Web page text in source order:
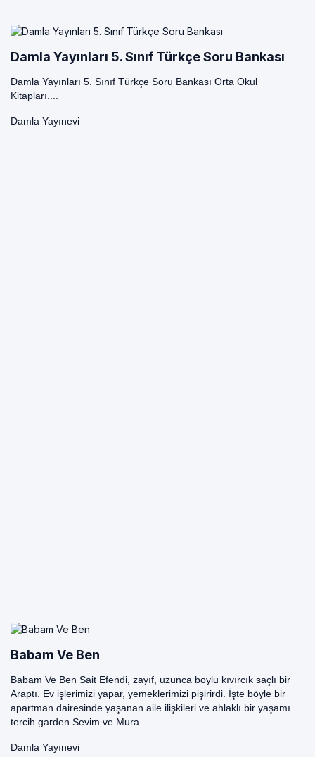
Damla Yayınları 5. Sınıf Türkçe Soru Bankası
Damla Yayınları 5. Sınıf Türkçe Soru Bankası Orta Okul
Kitapları....
Damla Yayınevi
Babam Ve Ben
Babam Ve Ben Sait Efendi, zayıf, uzunca boylu kıvırcık saçlı bir
Araptı. Ev işlerimizi yapar, yemeklerimizi pişirirdi. İşte böyle bir
apartman dairesinde yaşanan aile ilişkileri ve ahlaklı bir yaşamı
tercih garden Sevim ve Mura...
Damla Yayınevi